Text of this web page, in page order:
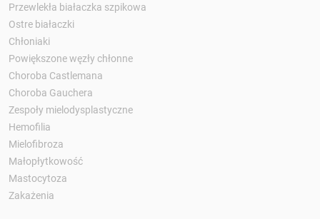
Przewlekła białaczka szpikowa
Ostre białaczki
Chłoniaki
Powiększone węzły chłonne
Choroba Castlemana
Choroba Gauchera
Zespoły mielodysplastyczne
Hemofilia
Mielofibroza
Małopłytkowość
Mastocytoza
Zakażenia